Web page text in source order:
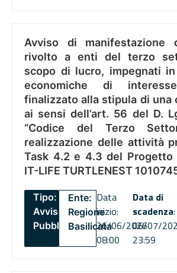
Avviso di manifestazione
rivolto a enti del terzo
scopo di lucro, impegnati
economiche di
finalizzato alla stipula di una
ai sensi dell’art. 56 del D.
“Codice del Terzo
realizzazione delle attività
Task 4.2 e 4.3 del Progetto
IT-LIFE TURTLENEST
Tipo:
Avviso
Pubblico
Ente:
Regione
Basilicata
Data
inizio:
26/06/2026
08:00
Data di
scadenza:
06/07/
23:59